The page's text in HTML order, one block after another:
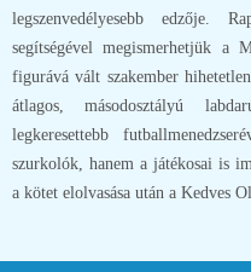
legszenvedélyesebb edzője.
segítségével megismerhetjük a
figurává vált szakember
átlagos, másodosztályú
legkeresettebb
szurkolók, hanem a játékosai is
a kötet elolvasása után a Kedves